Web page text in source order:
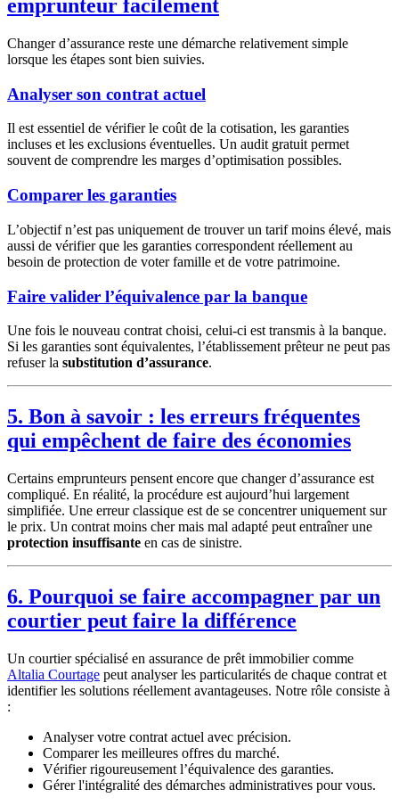
emprunteur facilement
Changer d’assurance reste une démarche relativement simple
lorsque les étapes sont bien suivies.
Analyser son contrat actuel
Il est essentiel de vérifier le coût de la cotisation, les garanties
incluses et les exclusions éventuelles. Un audit gratuit permet
souvent de comprendre les marges d’optimisation possibles.
Comparer les garanties
L’objectif n’est pas uniquement de trouver un tarif moins élevé, mais
aussi de vérifier que les garanties correspondent réellement au
besoin de protection de voter famille et de votre patrimoine.
Faire valider l’équivalence par la banque
Une fois le nouveau contrat choisi, celui-ci est transmis à la banque.
Si les garanties sont équivalentes, l’établissement prêteur ne peut pas
refuser la substitution d’assurance.
5. Bon à savoir : les erreurs fréquentes
qui empêchent de faire des économies
Certains emprunteurs pensent encore que changer d’assurance est
compliqué. En réalité, la procédure est aujourd’hui largement
simplifiée. Une erreur classique est de se concentrer uniquement sur
le prix. Un contrat moins cher mais mal adapté peut entraîner une
protection insuffisante en cas de sinistre.
6. Pourquoi se faire accompagner par un
courtier peut faire la différence
Un courtier spécialisé en assurance de prêt immobilier comme
Altalia Courtage peut analyser les particularités de chaque contrat et
identifier les solutions réellement avantageuses. Notre rôle consiste à
:
Analyser votre contrat actuel avec précision.
Comparer les meilleures offres du marché.
Vérifier rigoureusement l’équivalence des garanties.
Gérer l'intégralité des démarches administratives pour vous.